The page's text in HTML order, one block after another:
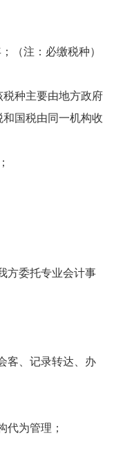
（注：必缴税种）
种主要由地方政府
国税由同一机构收
方委托专业会计事
客、记录转达、办
代为管理；